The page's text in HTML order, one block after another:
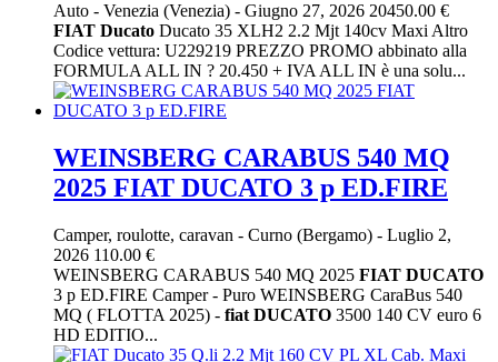
Auto - Venezia (Venezia) - Giugno 27, 2026 20450.00 €
FIAT Ducato Ducato 35 XLH2 2.2 Mjt 140cv Maxi Altro
Codice vettura: U229219 PREZZO PROMO abbinato alla
FORMULA ALL IN ? 20.450 + IVA ALL IN è una solu...
WEINSBERG CARABUS 540 MQ
2025 FIAT DUCATO 3 p ED.FIRE
Camper, roulotte, caravan - Curno (Bergamo) - Luglio 2,
2026 110.00 €
WEINSBERG CARABUS 540 MQ 2025 FIAT DUCATO
3 p ED.FIRE Camper - Puro WEINSBERG CaraBus 540
MQ ( FLOTTA 2025) - fiat DUCATO 3500 140 CV euro 6
HD EDITIO...